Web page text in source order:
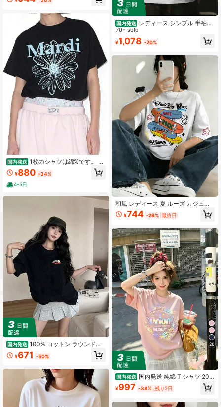
群 夏新作 普段着 通勤着 おしゃれデ
国内発送 1枚のシャツは綿%です。 ク
ールなプリントアルファベットのデ
ザインを特色とし、バレンタインデ
ー、ハロウィン、感謝祭、クリスマ
ス、または親しい友人への完璧な祝
日のプレゼントである女性用シャツ
スタイル + クリーンライン + 青い模
様の黒シャツ + 白い背景にピンクの
¥880 -34%
4-5日
国内発送 100% コットン ラウンドネ
ック半袖 T シャツ、夏服レディース
おもしろプリント おしゃれゆったり
¥671 -50%
国内発送 レディース シンプル 半袖T
シャツ カジュアル デイリーウェア
[フレンチブルドッグのサーフボード
柄 100% 純綿半袖 T シャツ]4匹のフ
うつ伏せになっている面白い模様の
装飾要素。 可愛くておしゃれなトレ
ンドスタイルが際立つ ゆったりとし
たカジュアルなシルエット 通気性が
あり肌に優しい生地 合わせやすく、
手頃な価格で、耐久性があり、洗濯
機で洗えます。 ストリートファッシ
ョンに適したカジュアルスタイル 男
女兼用 かわいいスタイルを好むペッ
ト愛好家にとって実用的なアイテム
です。
70+ sold
¥1,078 -20%
和風 レディース 夏 ルーズ カジュア
ル レター スケートボード グラフィ
ティ 半袖Tシャツ
¥744 -29% 最終日
28
国内発送 国内発送 純綿 T シャツ 202
6 夏新作 プリント柄 レディース丸首
半袖 カジュアルコーデ カップル着用
¥997 -38% 残り2日